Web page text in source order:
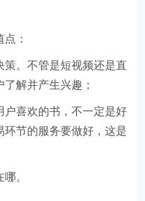
：
。不管是短视频还是直
解并产生兴趣；
户喜欢的书，不一定是好
节的服务要做好，这是
。